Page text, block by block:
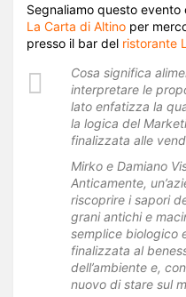
Segnaliamo questo evento
La Carta di Altino per
presso il bar del ristorante
Cosa significa
interpretare le
lato enfatizza la
la logica del
finalizzata alle
Mirko e Damiano
Anticamente,
riscoprire i sapori
grani antichi e
semplice biologico
finalizzata al
dell’ambiente e,
nuovo di stare sul